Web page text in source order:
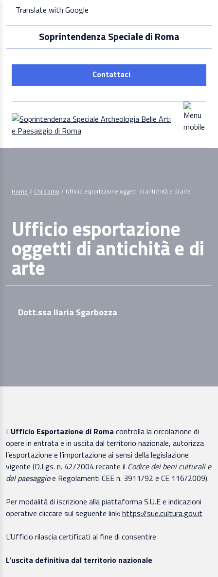
content
Translate with Google
Soprintendenza Speciale di Roma
Contattaci
Home / Chi siamo / Ufficio esportazione oggetti di antichità e di arte
Ufficio esportazione
oggetti di antichità e di
arte
Dott.ssa Ilaria Sgarbozza
L’Ufficio Esportazione di Roma controlla la circolazione di
opere in entrata e in uscita dal territorio nazionale, autorizza
l’esportazione e l’importazione ai sensi della legislazione
vigente (D.Lgs. n. 42/2004 recante il Codice dei beni culturali e
del paesaggioe Regolamenti CEE n. 3911/92 e CE 116/2009).
Per modalità di iscrizione alla piattaforma S.U.E e indicazioni
operative cliccare sul seguente link: https://sue.cultura.gov.it
L’Ufficio rilascia certificati al fine di consentire
L’uscita definitiva dal territorio nazionale